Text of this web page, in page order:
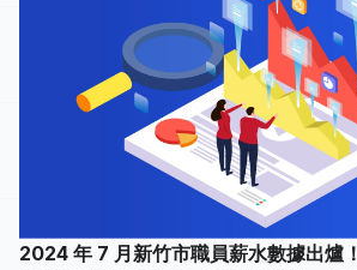
2024 年 7 月新竹市職員薪水數據出爐！